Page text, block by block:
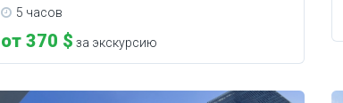
5 часов
от 370 $ за экскурсию